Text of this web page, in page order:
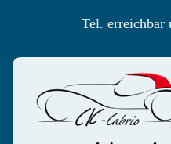
Tel.